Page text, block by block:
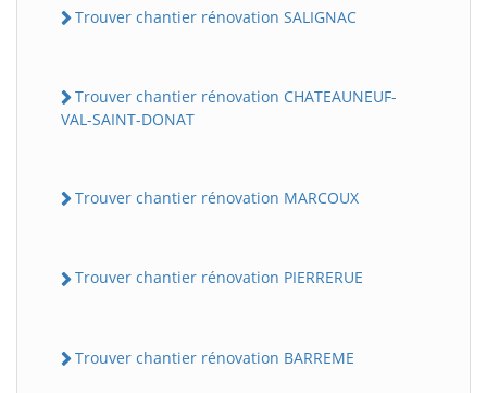
Trouver chantier rénovation SALIGNAC
Trouver chantier rénovation CHATEAUNEUF-
VAL-SAINT-DONAT
Trouver chantier rénovation MARCOUX
Trouver chantier rénovation PIERRERUE
Trouver chantier rénovation BARREME